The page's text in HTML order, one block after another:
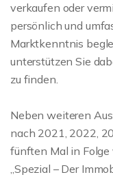
verkaufen oder
persönlich und
Marktkenntnis
unterstützen Sie
zu finden.
Neben weiteren
nach 2021, 2022,
fünften Mal in
„Spezial – Der